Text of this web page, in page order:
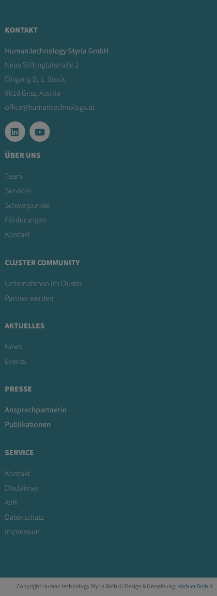
KONTAKT
Human.technology Styria GmbH
Neue Stiftingtalstraße 2
Eingang B, 1. Stock
8010 Graz, Austria
office@humantechnology.at
ÜBER UNS
Team
Services
Schwerpunkte
Förderungen
Kontakt
CLUSTER COMMUNITY
Unternehmen im Cluster
Partner werden
AKTUELLES
News
Events
PRESSE
Ansprechpartnerin
Publikationen
SERVICE
Kontakt
Disclaimer
AVB
Datenschutz
Impressum
Copyright Human.technology Styria GmbH / Design & Umsetzung: Körbler GmbH